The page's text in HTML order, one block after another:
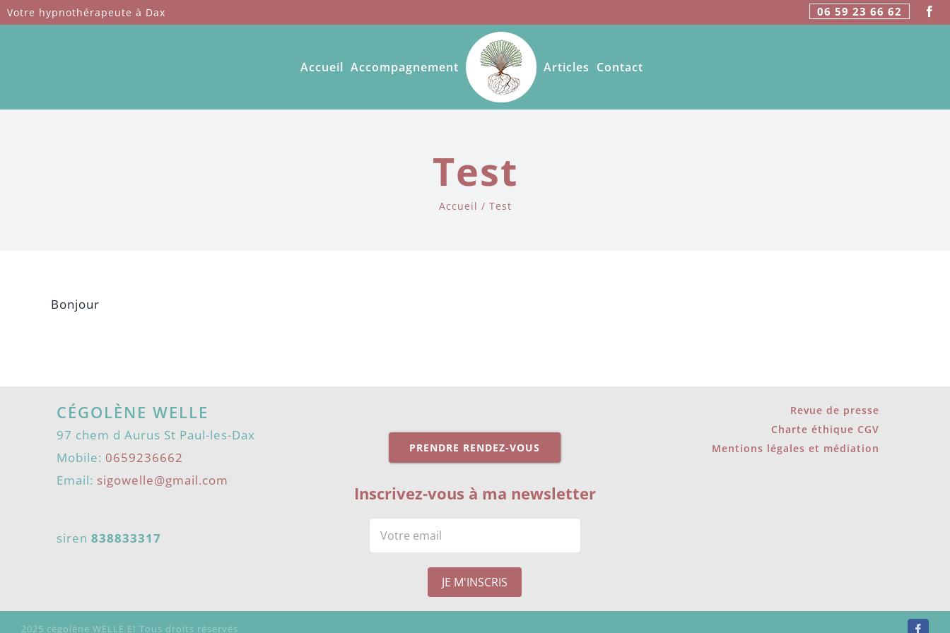
Passer
Votre hypnothérapeute à Dax 06 59 23 66 62
Accueil Accompagnement Articles Contact
Test
Accueil Test
Bonjour
CÉGOLÈNE WELLE
97 chem d Aurus St Paul-les-Dax
Mobile: 0659236662
Email: sigowelle@gmail.com
siren 838833317
PRENDRE RENDEZ-VOUS
Inscrivez-vous à ma newsletter
Revue de presse
Charte éthique CGV
Mentions légales et médiation
2025 cégolène WELLE EI Tous droits réservés